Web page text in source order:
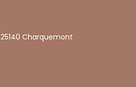
Charquemont